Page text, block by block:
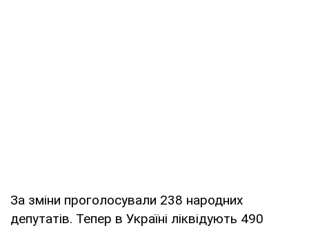
За зміни проголосували 238 народних
депутатів. Тепер в Україні ліквідують 490